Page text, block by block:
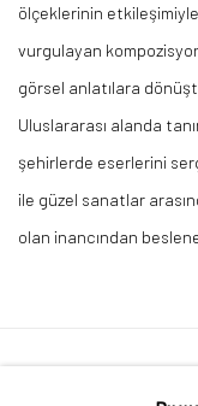
ölçeklerinin
vurgulayan
görsel anlatılara
Uluslararası alanda
şehirlerde eserlerini
ile güzel sanatlar
olan inancından